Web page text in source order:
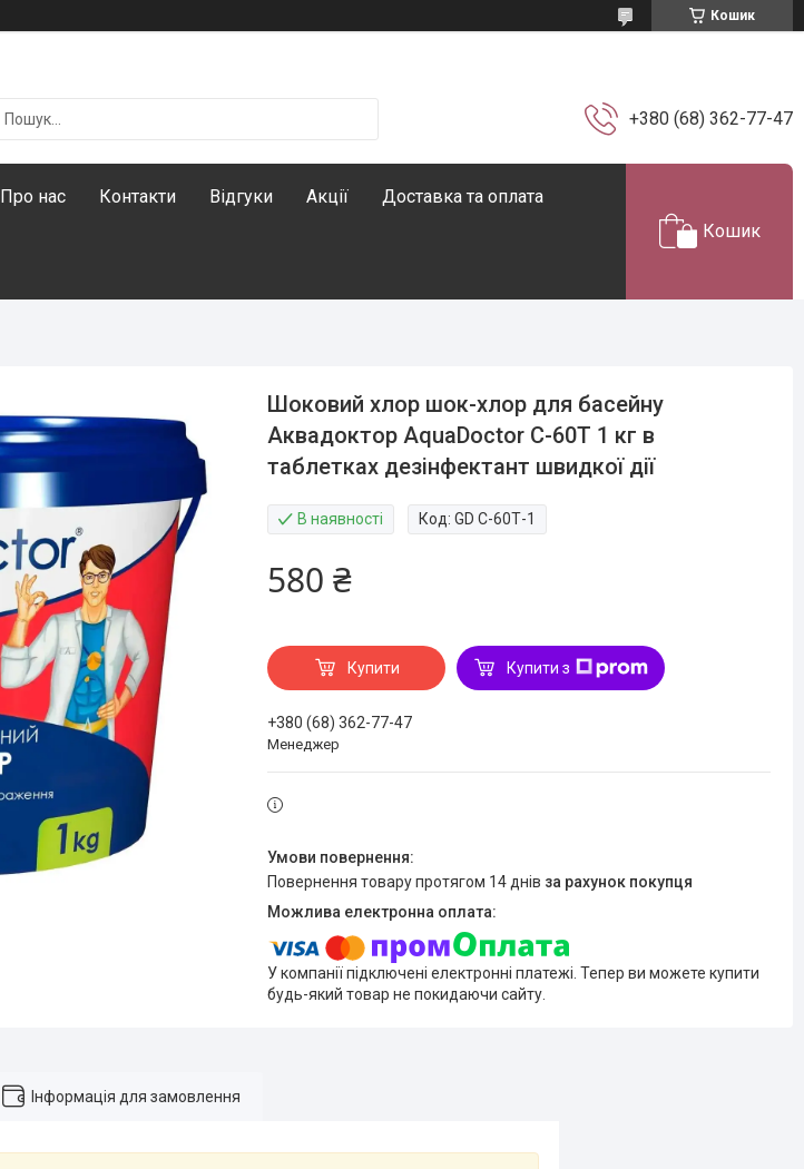
Кошик
+380 (68) 362-77-47
Про нас Контакти Відгуки Акції Доставка та оплата
Кошик
Шоковий хлор шок-хлор для басейну
Аквадоктор AquaDoctor C-60T 1 кг в
таблетках дезінфектант швидкої дії
В наявності Код:GD C-60Т-1
580 ₴
Купити Купити з
+380 (68) 362-77-47
Менеджер
повернення товару протягом 14 днів за рахунок покупця
У компанії підключені електронні платежі. Тепер ви можете купити
будь-який товар не покидаючи сайту.
Інформація для замовлення